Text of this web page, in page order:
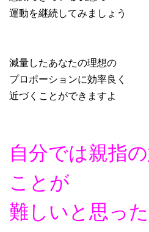
運動を継続してみましょう
減量したあなたの理想の
プロポーションに効率良く
近づくことができますよ
自分では親指
ことが
難しいと思っ